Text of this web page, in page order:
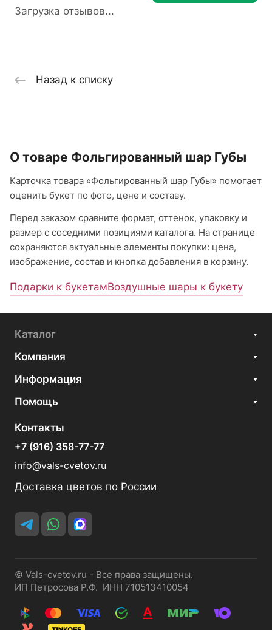
Загрузка отзывов...
Назад к списку
О товаре Фольгированный шар Губы
Карточка товара «Фольгированный шар Губы» помогает
оценить букет по фото, цене и составу.
Перед заказом сравните формат, оттенок, упаковку и
размер с соседними позициями каталога. На странице
сохраняются актуальные элементы покупки: цена,
изображение, состав и кнопка добавления в корзину.
Подарки к букетамВоздушные шары к букету
Каталог
Компания
Информация
Помощь
Контакты
+7 (916) 358-77-77
info@vals-cvetov.ru
Доставка цветов по России
© Vals-cvetov.ru - Все права защищены.
ИП Петросова Р.Ф. ИНН 710513410054